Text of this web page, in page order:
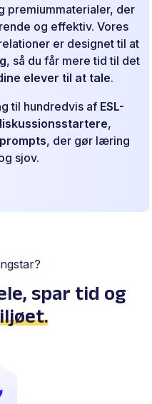
premiummaterialer, der
og effektiv. Vores
er designet til at
, så du får mere tid til det
elever til at tale.
til hundredvis af ESL-
,
, der gør læring
sjov.
spar tid og
.